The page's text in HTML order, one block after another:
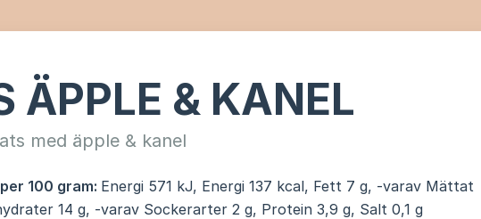
ÄPPLE & KANEL
med äpple & kanel
100 gram: Energi 571 kJ, Energi 137 kcal, Fett 7 g, -varav Mättat
14 g, -varav Sockerarter 2 g, Protein 3,9 g, Salt 0,1 g